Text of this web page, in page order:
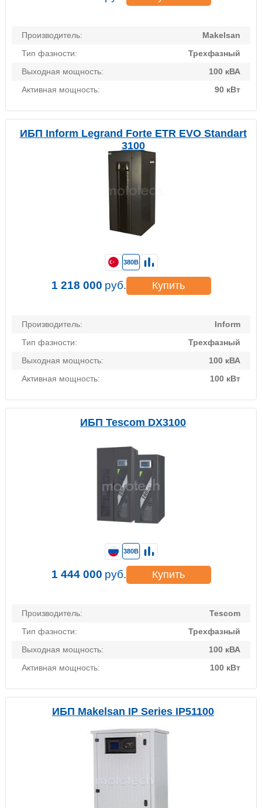
Производитель:
Makelsan
Тип фазности:
Трехфазный
Выходная мощность:
100 кВА
Активная мощность:
90 кВт
ИБП Inform Legrand Forte ETR EVO Standart
3100
Производитель:
Inform
Тип фазности:
Трехфазный
Выходная мощность:
100 кВА
Активная мощность:
100 кВт
380В
1 218 000 руб. Купить
ИБП Tescom DX3100
Производитель:
Tescom
Тип фазности:
Трехфазный
Выходная мощность:
100 кВА
Активная мощность:
100 кВт
380В
1 444 000 руб. Купить
ИБП Makelsan IP Series IP51100